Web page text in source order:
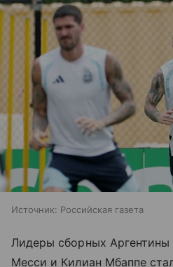
Источник: Российская газета
Лидеры сборных
Месси и Килиан Мбаппе